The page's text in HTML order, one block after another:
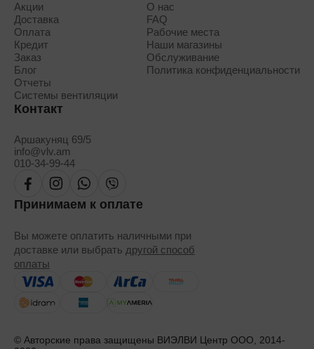
Акции
Доставка
Оплата
Кредит
Заказ
Блог
Отчеты
Системы вентиляции
О нас
FAQ
Рабочие места
Наши магазины
Обслуживание
Политика конфиденциальности
Контакт
Аршакуняц 69/5
info@vlv.am
010-34-99-44
Принимаем к оплате
Вы можете оплатить наличными при
доставке или выбрать другой способ
оплаты
© Авторские права защищены ВИЭЛВИ Центр ООО, 2014-